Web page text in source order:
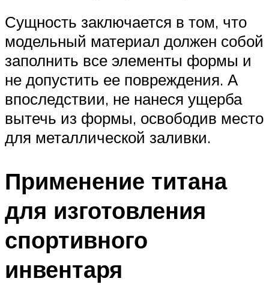
Сущность заключается в том, что
модельный материал должен собой
заполнить все элементы формы и
не допустить ее повреждения. А
впоследствии, не нанеся ущерба
вытечь из формы, освободив место
для металлической заливки.
Применение титана
для изготовления
спортивного
инвентаря